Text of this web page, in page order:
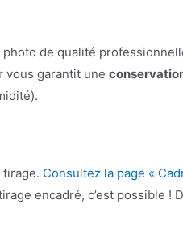
de qualité
vous garantit une
tirage. Consultez la page «
encadré, c’est possible